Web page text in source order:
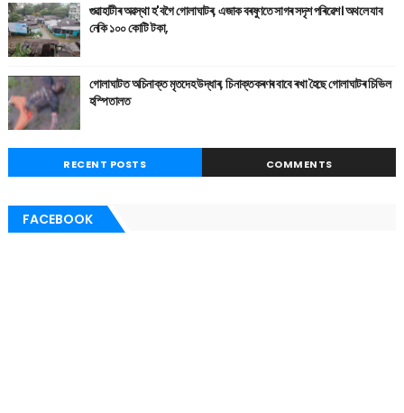
গুৱাহাটীৰ অৱস্থা হ'বগৈ গোলাঘাটৰ, এজাক বৰষুণতে সাগৰ সদৃশ পৰিৱেশ। অথলে যাব
নেকি ১০০ কোটি টকা,
গোলাঘাটত অচিনাক্ত মৃতদেহ উদ্ধাৰ, চিনাক্তকৰণৰ বাবে ৰখা হৈছে গোলাঘাটৰ চিভিল
হস্পিতালত
RECENT POSTS COMMENTS
FACEBOOK